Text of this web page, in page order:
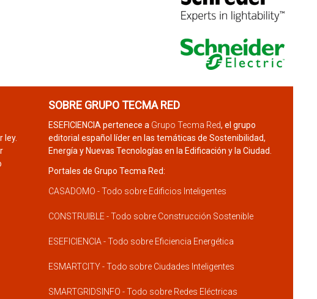
ley.
SOBRE GRUPO TECMA RED
ESEFICIENCIA pertenece a Grupo Tecma Red, el grupo
editorial español líder en las temáticas de Sostenibilidad,
Energía y Nuevas Tecnologías en la Edificación y la Ciudad.
Portales de Grupo Tecma Red:
CASADOMO - Todo sobre Edificios Inteligentes
CONSTRUIBLE - Todo sobre Construcción Sostenible
ESEFICIENCIA - Todo sobre Eficiencia Energética
ESMARTCITY - Todo sobre Ciudades Inteligentes
SMARTGRIDSINFO - Todo sobre Redes Eléctricas